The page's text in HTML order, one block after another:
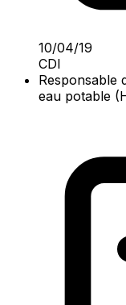
10/04/19
CDI
Responsable
eau potable